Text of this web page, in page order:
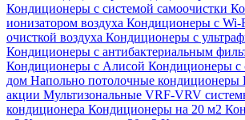
Кондиционеры с системой самоочистки
ионизатором воздуха Кондиционеры с Wi-
очисткой воздуха Кондиционеры с
Кондиционеры с антибактериальным
Кондиционеры с Алисой Кондиционеры
дом Напольно потолочные кондиционеры
акции Мультизональные VRF-VRV
кондиционера Кондиционеры на 20 м2